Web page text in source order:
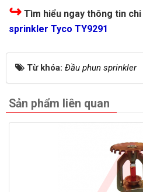
↪ Tìm hiểu ngay thông tin
sprinkler Tyco TY9291
Từ khóa: Đầu phun sprinkler
Sản phẩm liên quan